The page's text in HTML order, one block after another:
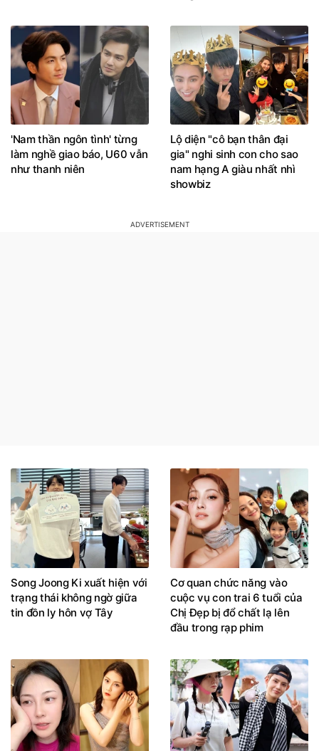
'Nam thần ngôn tình' từng
làm nghề giao báo, U60 vẫn
như thanh niên
Lộ diện "cô bạn thân đại
gia" nghi sinh con cho sao
nam hạng A giàu nhất nhì
showbiz
Song Joong Ki xuất hiện với
trạng thái không ngờ giữa
tin đồn ly hôn vợ Tây
Cơ quan chức năng vào
cuộc vụ con trai 6 tuổi của
Chị Đẹp bị đổ chất lạ lên
đầu trong rạp phim